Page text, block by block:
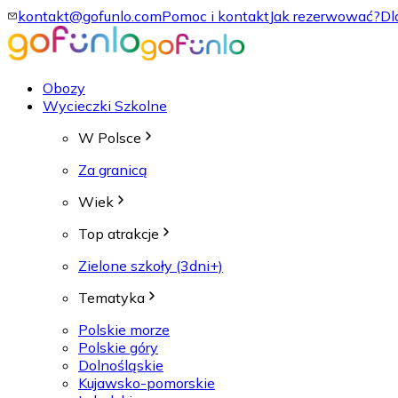
kontakt@gofunlo.comPomoc i kontaktJak rezerwować?
Obozy
Wycieczki Szkolne
W Polsce
Za granicą
Wiek
Top atrakcje
Zielone szkoły (3dni+)
Tematyka
Polskie morze
Polskie góry
Dolnośląskie
Kujawsko-pomorskie